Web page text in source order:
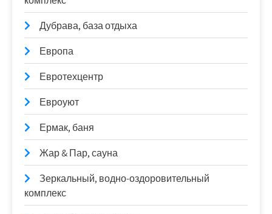
Дубрава, база отдыха
Европа
Евротехцентр
Евроуют
Ермак, баня
Жар & Пар, сауна
Зеркальный, водно-оздоровительный
комплекс